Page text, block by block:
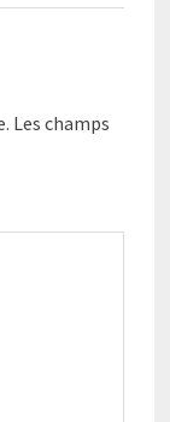
Les champs